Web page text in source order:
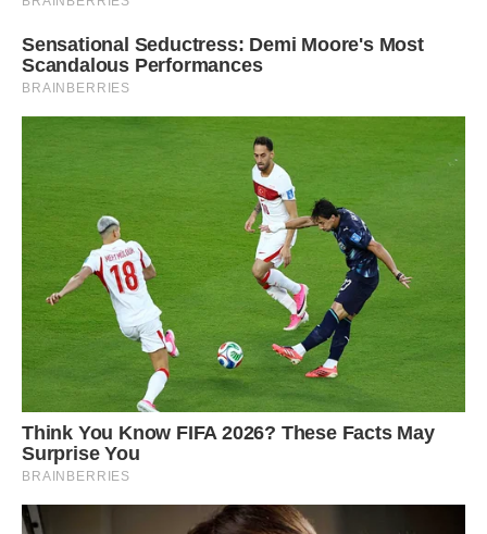
Минуло вже кілька років з того пам’ятного літа, Софійка
вже ходить до школи, вона активна і весела дівчинка, яка
обожнює бабусині огірки. Вона знає, що бабуся в нас
особлива, і завжди намагається їй допомогти на городі,
тягаючи маленькі лійки з водою. Дивлячись на них обох, я
розумію, що це і є справжнє щастя — бачити
спадкоємність любові та турботи.
Кожен рік ми висаджуємо все більше огірків, і це вже
стало нашою сімейною традицією, до якої долучаються
багато хто дивиться на Ганну Степанівну з повагою, хоча